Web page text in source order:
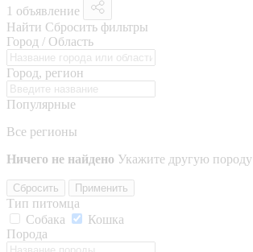
1 объявление
Найти Сбросить фильтры
Город / Область
Город, регион
Популярные
Все регионы
Ничего не найдено Укажите другую породу
Сбросить Применить
Тип питомца
Собака
Кошка
Порода